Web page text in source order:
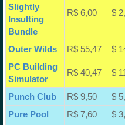
Slightly
Insulting
Bundle
R$ 6,00 $
Outer Wilds R$ 55,47 $
PC Building
Simulator
R$ 40,47 $
Punch Club R$ 9,50 $
Pure Pool
R$ 7,60 $